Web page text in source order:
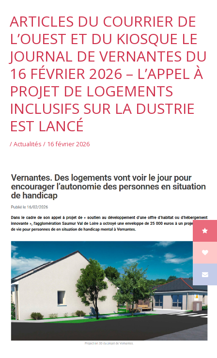
ARTICLES DU COURRIER DE
L’OUEST ET DU KIOSQUE LE
JOURNAL DE VERNANTES DU
16 FÉVRIER 2026 – L’APPEL À
PROJET DE LOGEMENTS
INCLUSIFS SUR LA DUSTRIE
EST LANCÉ
/Actualités / 16 février 2026